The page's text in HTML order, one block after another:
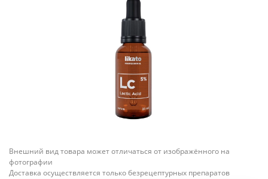
Внешний вид товара может отличаться от изображённого на
фотографии
Доставка осуществляется только безрецептурных препаратов